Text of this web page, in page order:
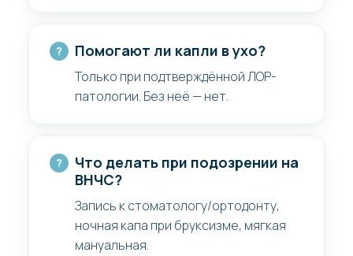
Помогают ли капли в ухо?
Только при подтверждённой ЛОР-
патологии. Без неё — нет.
Что делать при подозрении на
ВНЧС?
Запись к стоматологу/ортодонту,
ночная капа при бруксизме, мягкая
мануальная.